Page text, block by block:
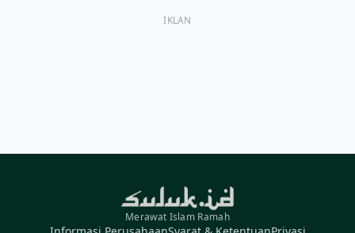
IKLAN
Merawat Islam Ramah